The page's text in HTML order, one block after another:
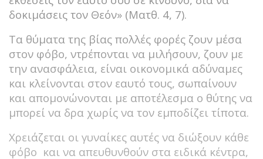
δοκιμάσεις τον Θεόν» (Ματθ. 4, 7).
Τα θύματα της βίας πολλές φορές ζουν μέσα
στον φόβο, ντρέπονται να μιλήσουν, ζουν με
την ανασφάλεια, είναι οικονομικά αδύναμες
και κλείνονται στον εαυτό τους, σωπαίνουν
και απομονώνονται με αποτέλεσμα ο θύτης να
μπορεί να δρα χωρίς να τον εμποδίζει τίποτα.
Χρειάζεται οι γυναίκες αυτές να διώξουν κάθε
φόβο και να απευθυνθούν στα ειδικά κέντρα,